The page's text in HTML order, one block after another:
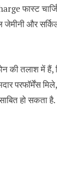
फास्ट
जेमीनी और
की तलाश में हैं,
परफॉर्मेंस
हो सकता है.